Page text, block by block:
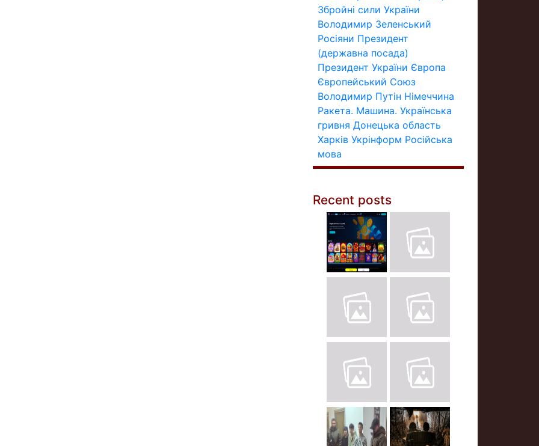
Збройні сили України
Володимир Зеленський
Росіяни Президент
(державна посада)
Президент України Європа
Європейський Союз
Володимир Путін Німеччина
Ракета. Машина. Українська
гривня Донецька область
Харків Укрінформ Російська
мова
Recent posts